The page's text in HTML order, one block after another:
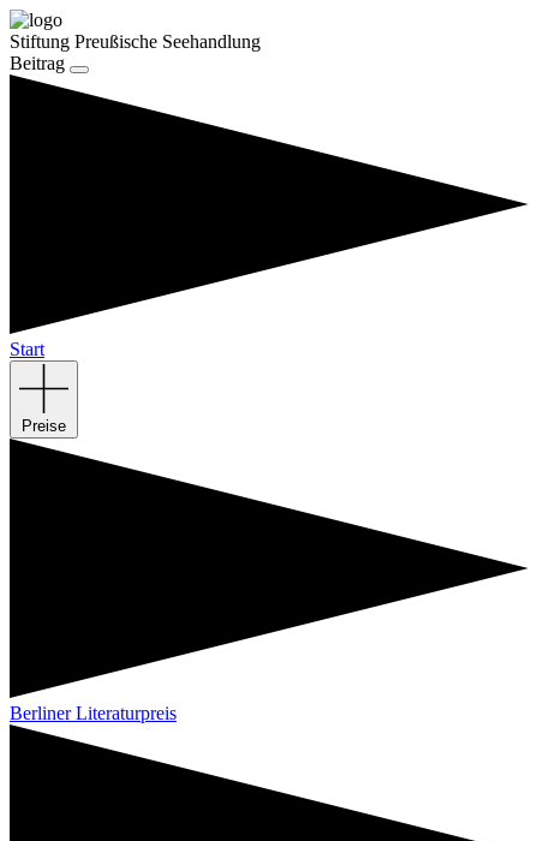
Stiftung Preußische Seehandlung
Beitrag
Start
Preise
Berliner Literaturpreis